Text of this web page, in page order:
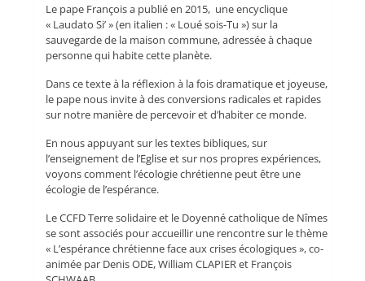
Le pape François a publié en 2015, une encyclique
« Laudato Si’ » (en italien : « Loué sois-Tu ») sur la
sauvegarde de la maison commune, adressée à chaque
personne qui habite cette planète.
Dans ce texte à la réflexion à la fois dramatique et joyeuse,
le pape nous invite à des conversions radicales et rapides
sur notre manière de percevoir et d’habiter ce monde.
En nous appuyant sur les textes bibliques, sur
l’enseignement de l’Eglise et sur nos propres expériences,
voyons comment l’écologie chrétienne peut être une
écologie de l’espérance.
Le CCFD Terre solidaire et le Doyenné catholique de Nîmes
se sont associés pour accueillir une rencontre sur le thème
« L’espérance chrétienne face aux crises écologiques », co-
animée par Denis ODE, William CLAPIER et François